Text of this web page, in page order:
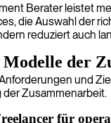
Berater leistet
die Auswahl der
reduziert auch
Modelle der
und
Zusammenarbeit.
für